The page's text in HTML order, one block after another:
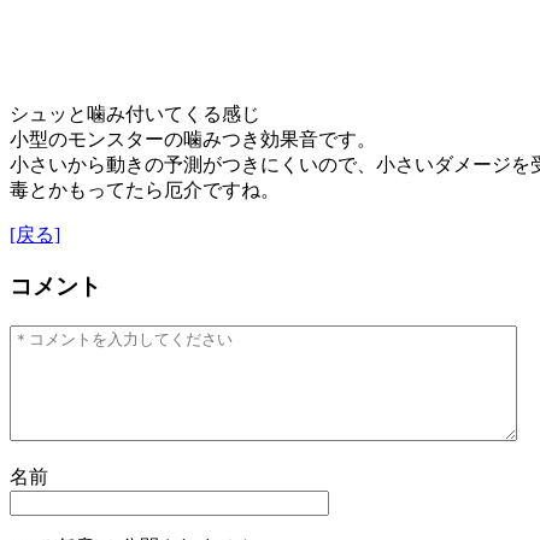
シュッと噛み付いてくる感じ
小型のモンスターの噛みつき効果音です。
小さいから動きの予測がつきにくいので、小さいダメージを
毒とかもってたら厄介ですね。
[戻る]
コメント
名前